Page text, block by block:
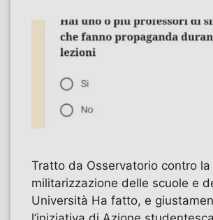
Tratto da Osservatorio contro la
militarizzazione delle scuole e
Università Ha fatto, e